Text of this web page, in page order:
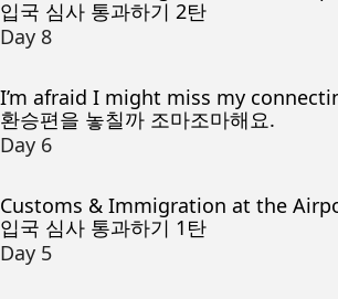
입국 심사 통과하기 2탄
Day 8
I’m afraid I might miss my
환승편을 놓칠까 조마조마해요.
Day 6
Customs & Immigration at the
입국 심사 통과하기 1탄
Day 5